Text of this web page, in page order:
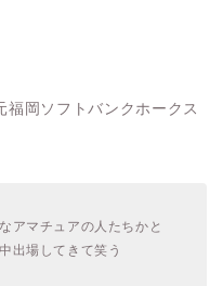
福岡ソフトバンクホークス
アマチュアの人たちかと
出場してきて笑う